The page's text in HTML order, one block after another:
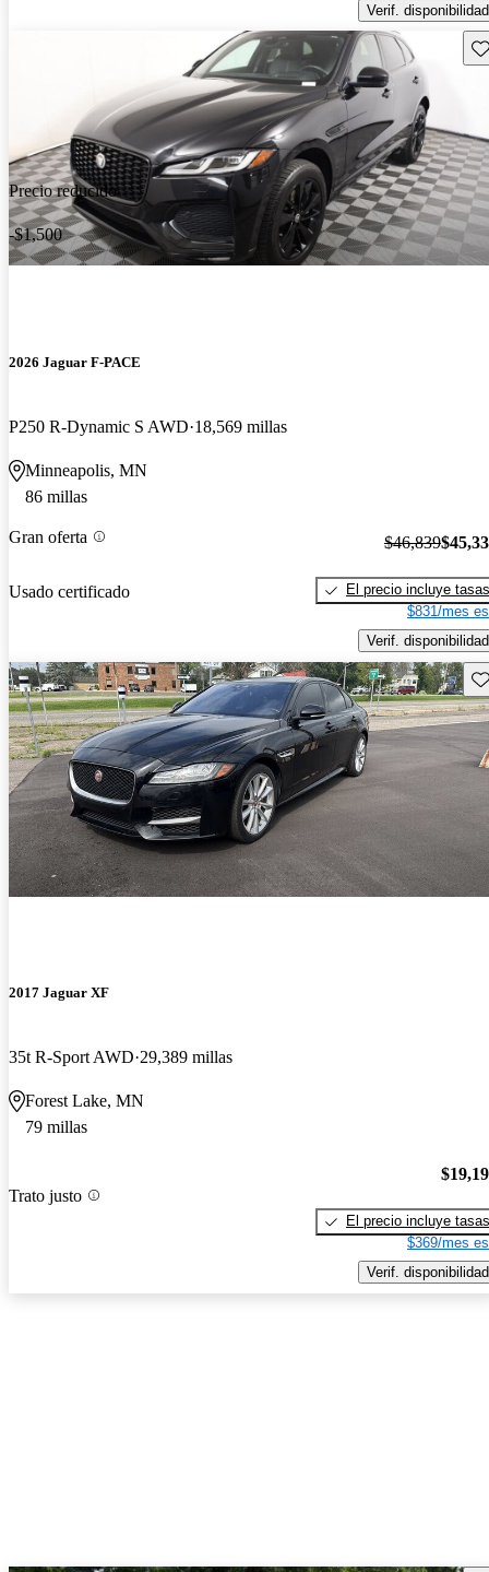
Verif. disponibilidad
Precio reducido
-$1,500
2026 Jaguar F-PACE
P250 R-Dynamic S AWD 18,569 millas
Minneapolis, MN
86 millas
Gran oferta
Usado certificado
$46,839
El precio incluye tasas
$831/mes
Verif. disponibilidad
2017 Jaguar XF
35t R-Sport AWD 29,389 millas
Forest Lake, MN
79 millas
Trato justo
El precio incluye tasas
$369/mes
Verif. disponibilidad